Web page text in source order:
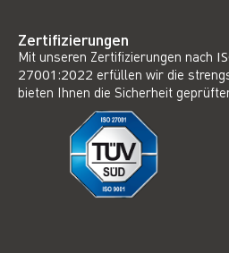
Zertifizierungen
Mit unseren Zertifizierungen nach
27001:2022 erfüllen wir die
bieten Ihnen die Sicherheit